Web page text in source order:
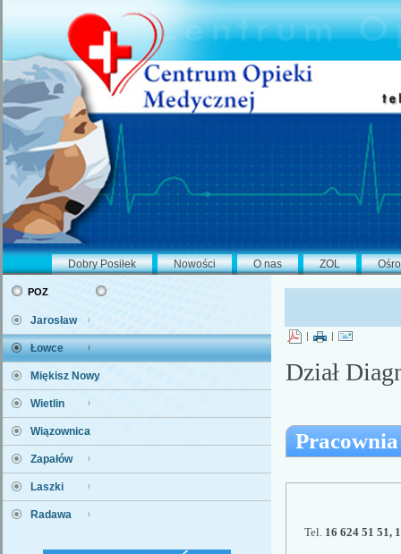
Dobry Posiłek Nowości O nas ZOL
poz
Jarosław
Łowce
Miękisz Nowy
Wietlin
Wiązownica
Zapałów
Laszki
Radawa
Dział
Tel. 16 624 51 51,